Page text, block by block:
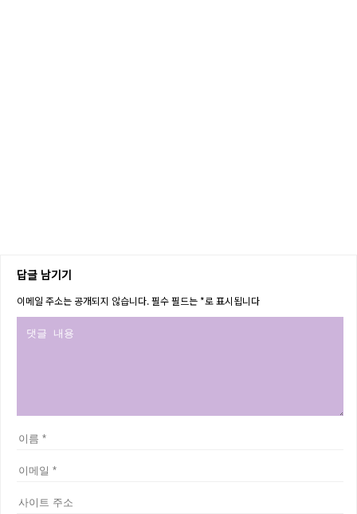
답글 남기기
이메일 주소는 공개되지 않습니다.필수 필드는 *로 표시됩니다